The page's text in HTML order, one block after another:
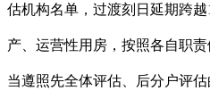
估机构名单，过渡刻日延期跨
产、运营性用房，按照各自职
当遵照先全体评估、后分户评